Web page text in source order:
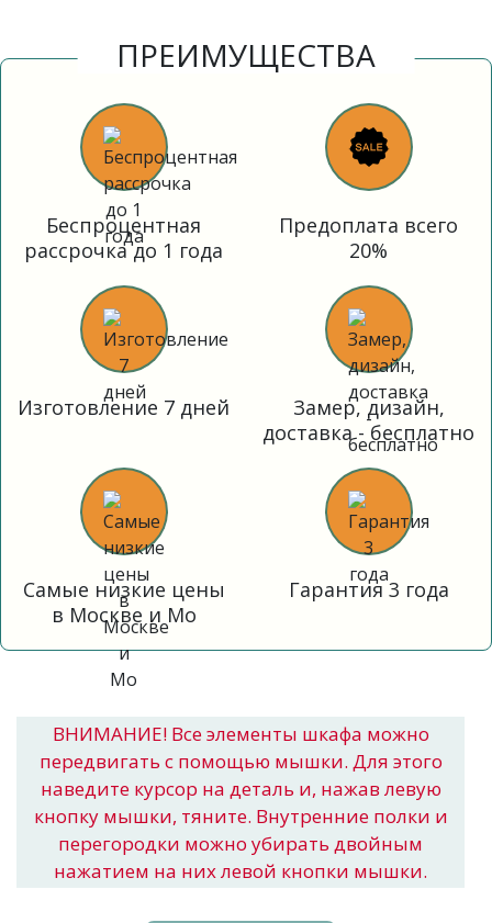
ПРЕИМУЩЕСТВА
Беспроцентная
рассрочка до 1 года
Предоплата всего
20%
Изготовление 7 дней
Замер, дизайн,
доставка - бесплатно
Самые низкие цены
в Москве и Мо
Гарантия 3 года
ВНИМАНИЕ! Все элементы шкафа можно
передвигать с помощью мышки. Для этого
наведите курсор на деталь и, нажав левую
кнопку мышки, тяните. Внутренние полки и
перегородки можно убирать двойным
нажатием на них левой кнопки мышки.